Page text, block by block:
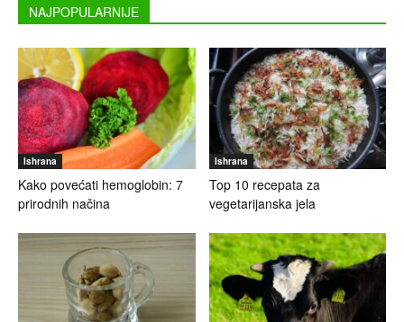
NAJPOPULARNIJE
Ishrana
Kako povećati hemoglobin: 7
prirodnih načina
Ishrana
Top 10 recepata za
vegetarijanska jela